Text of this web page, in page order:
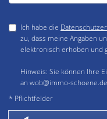
Ich habe die
zu, dass meine Angaben
elektronisch erhoben und
Hinweis: Sie können Ihre
an wob@immo-
* Pflichtfelder